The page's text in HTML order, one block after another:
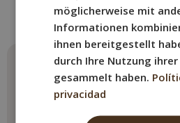
das am besten
Economy-
Doppelzimmer
1 Doppelbett
möglicherweise mit
Informationen
ihnen bereitgestellt
durch Ihre Nutzung
gesammelt haben.
privacidad